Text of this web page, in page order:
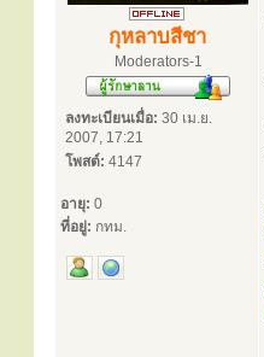
กุหลาบสีชา
Moderators-1
ลงทะเบียนเมื่อ: 30 เม.ย.
2007, 17:21
โพสต์: 4147
อายุ: 0
ที่อยู่: กทม.